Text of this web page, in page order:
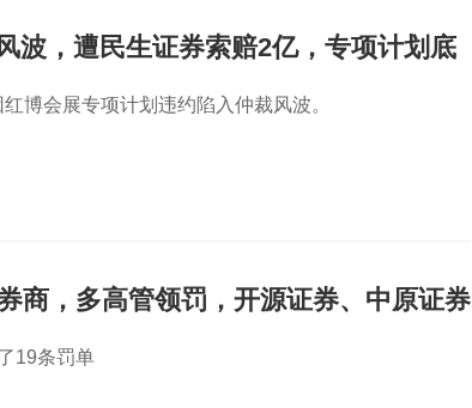
波，遭民生证券索赔2亿，专项计划底
环
博会展专项计划违约陷入仲裁风波。
商，多高管领罚，开源证券、中原证券
19条罚单